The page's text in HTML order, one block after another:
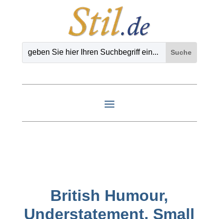
British Humour,
Understatement, Small